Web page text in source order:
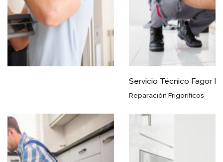
Servicio Técnico Fagor Escalante